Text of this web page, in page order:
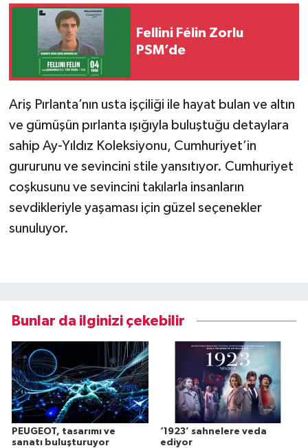
Fellini Félin Zorlu
PSM’de
Ariş Pırlanta’nın usta işçiliği ile hayat bulan ve altın
ve gümüşün pırlanta ışığıyla buluştuğu detaylara
sahip Ay-Yıldız Koleksiyonu, Cumhuriyet’in
gururunu ve sevincini stile yansıtıyor. Cumhuriyet
coşkusunu ve sevincini takılarla insanların
sevdikleriyle yaşaması için güzel seçenekler
sunuluyor.
Bunlar da ilginizi çekebilir
PEUGEOT, tasarımı ve
sanatı buluşturuyor
‘1923’ sahnelere veda
ediyor